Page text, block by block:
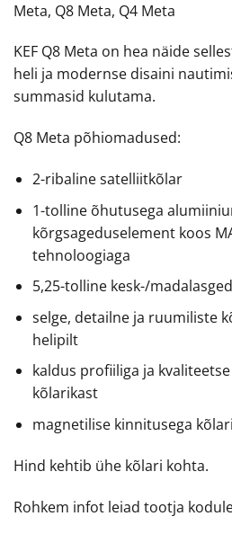
Meta, Q8 Meta, Q4 Meta
KEF Q8 Meta on hea näide
heli ja modernse disaini
summasid kulutama.
Q8 Meta põhiomadused:
2-ribaline satelliitkõlar
1-tolline õhutusega
kõrgsageduselement koos
tehnoloogiaga
5,25-tolline kesk-/
selge, detailne ja ruumiliste
helipilt
kaldus profiiliga ja
kõlarikast
magnetilise kinnitusega
Hind kehtib ühe kõlari kohta.
Rohkem infot leiad tootja